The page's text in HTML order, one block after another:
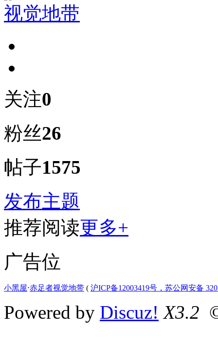
视觉地带
关注0
粉丝26
帖子1575
发布主题
推荐阅读更多+
广告位
小黑屋⋅赤足者视觉地带 ( 沪ICP备12003419号，苏公网安备
Powered by Discuz! X3.2